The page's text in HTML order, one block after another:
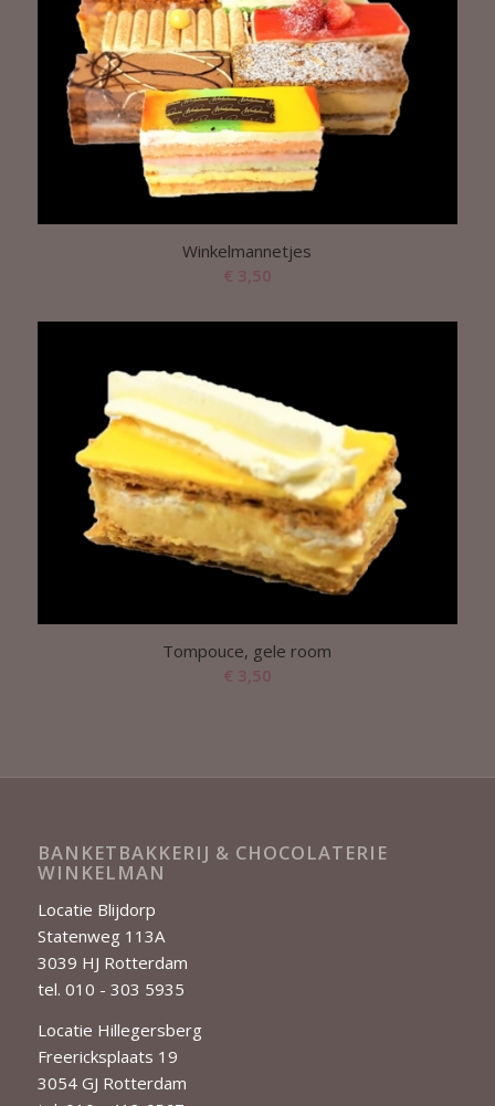
Winkelmannetjes
€ 3,50
Tompouce, gele room
€ 3,50
BANKETBAKKERIJ & CHOCOLATERIE
WINKELMAN
Locatie Blijdorp
Statenweg 113A
3039 HJ Rotterdam
tel. 010 - 303 5935
Locatie Hillegersberg
Freericksplaats 19
3054 GJ Rotterdam